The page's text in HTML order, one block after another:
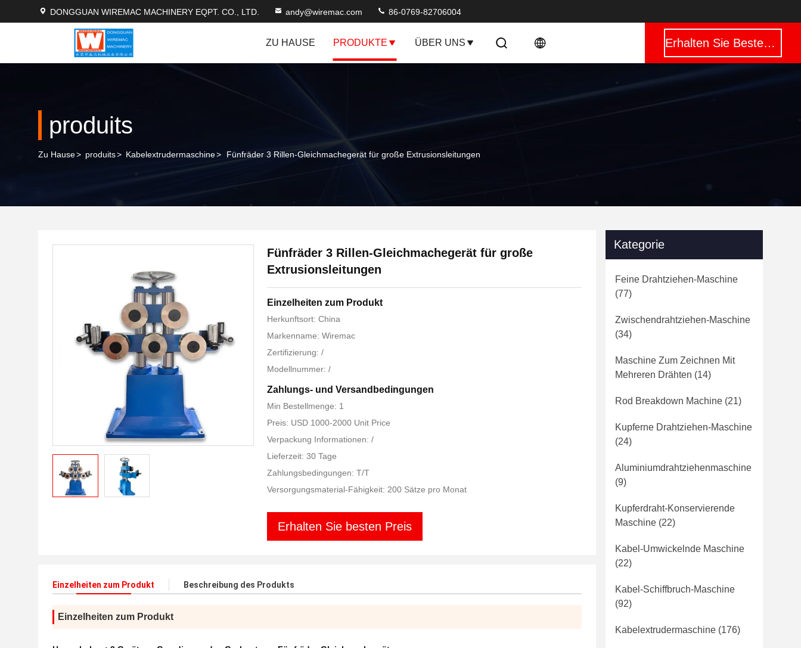
DONGGUAN WIREMAC MACHINERY EQPT. CO., LTD. andy@wiremac.com 86-0769-82706004
ZU HAUSE PRODUKTE ÜBER UNS Erhalten Sie Besten Preis
produits
Zu Hause> produits> Kabelextrudermaschine> Fünfräder 3 Rillen-Gleichmachegerät für große Extrusionsleitungen
Fünfräder 3 Rillen-Gleichmachegerät für große
Extrusionsleitungen
Einzelheiten zum Produkt
Herkunftsort: China
Markenname: Wiremac
Zertifizierung: /
Modellnummer: /
Zahlungs- und Versandbedingungen
Min Bestellmenge: 1
Preis: USD 1000-2000 Unit Price
Verpackung Informationen: /
Lieferzeit: 30 Tage
Zahlungsbedingungen: T/T
Versorgungsmaterial-Fähigkeit: 200 Sätze pro Monat
Erhalten Sie besten Preis
Einzelheiten zum Produkt Beschreibung des Produkts
Einzelheiten zum Produkt
Kategorie
Feine Drahtziehen-Maschine
(77)
Zwischendrahtziehen-Maschine
(34)
Maschine Zum Zeichnen Mit
Mehreren Drähten (14)
Rod Breakdown Machine (21)
Kupferne Drahtziehen-Maschine
(24)
Aluminiumdrahtziehenmaschine
(9)
Kupferdraht-Konservierende
Maschine (22)
Kabel-Umwickelnde Maschine
(22)
Kabel-Schiffbruch-Maschine
(92)
Kabelextrudermaschine (176)